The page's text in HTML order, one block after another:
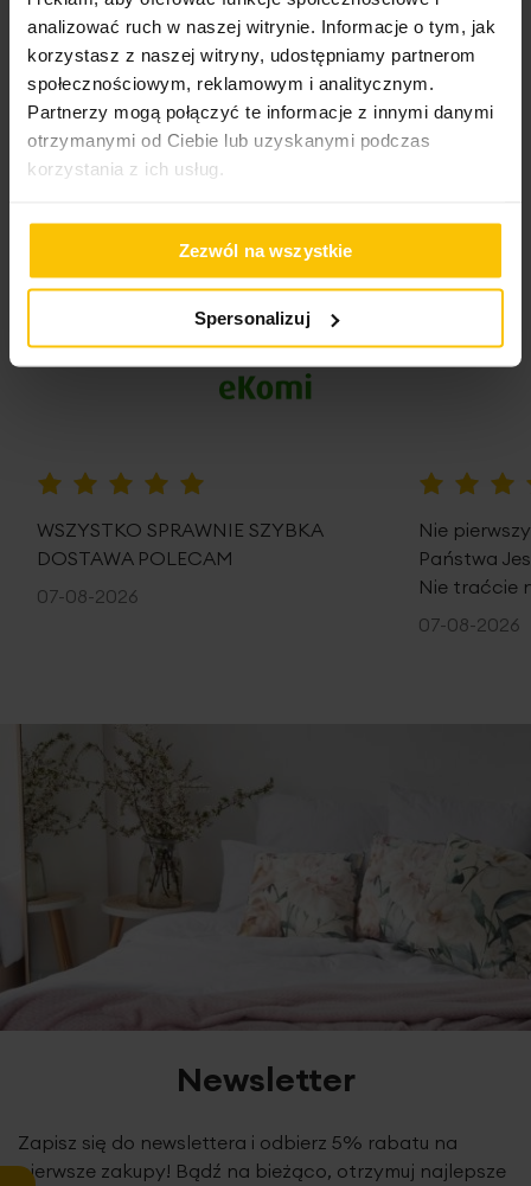
analizować ruch w naszej witrynie. Informacje o tym, jak
korzystasz z naszej witryny, udostępniamy partnerom
społecznościowym, reklamowym i analitycznym.
Partnerzy mogą połączyć te informacje z innymi danymi
otrzymanymi od Ciebie lub uzyskanymi podczas
korzystania z ich usług.
Zezwól na wszystkie
Spersonalizuj
prać w temperaturze: 40 C
nie czyścić chemicznie
To może Cię zainteresować
5%
Na podstawie 28332 opinii. Zobacz niektóre opinie
tutaj.
WSZYSTKO SPRAWNIE SZYBKA
DOSTAWA POLECAM
07-08-2026
Nie
Państwa
Nie traćcie
07-08-2026
Newsletter
Zapisz się do newslettera i odbierz 5% rabatu na
pierwsze zakupy! Bądź na bieżąco, otrzymuj najlepsze